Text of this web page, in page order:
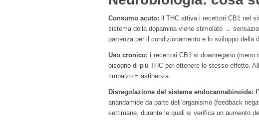
Consumo acuto: il THC attiva i recettori CB1 nel
sistema della dopamina viene stimolato →
partenza per il condizionamento e lo sviluppo della
Uso cronico: i recettori CB1 si downregano
bisogno di più THC per ottenere lo stesso effetto.
rimbalzo = astinenza.
Disregolazione del sistema endocannabinoide: l’
anandamide da parte dell’organismo (feedback
settimane, durante le quali si verifica un aumento